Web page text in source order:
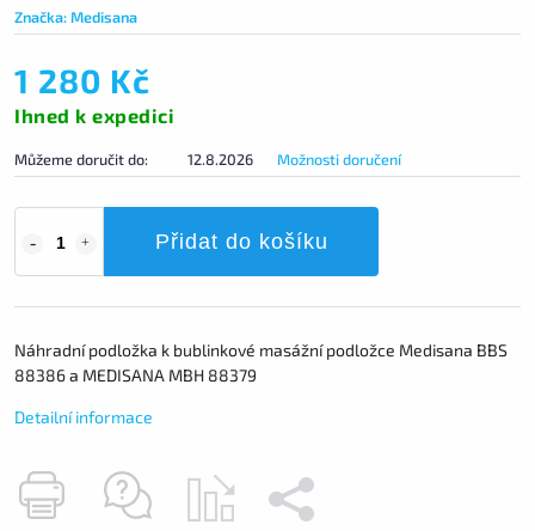
Značka:Medisana
1 280 Kč
Ihned k expedici
Můžeme doručit do: 12.8.2026 Možnosti doručení
Přidat do košíku
Náhradní podložka k bublinkové masážní podložce Medisana BBS
88386 a MEDISANA MBH 88379
Detailní informace